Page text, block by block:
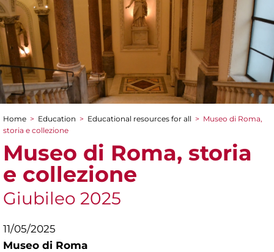
You are here
Home > Education > Educational resources for all > Museo di Roma,
storia e collezione
Museo di Roma, storia
e collezione
Giubileo 2025
11/05/2025
Museo di Roma